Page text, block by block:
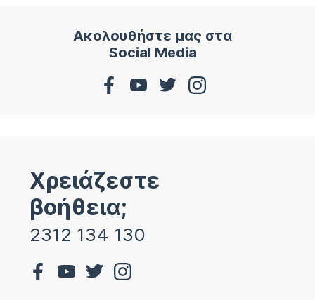
Ακολουθήστε μας στα
Social Media
Χρειάζεστε
βοήθεια;
2312 134 130